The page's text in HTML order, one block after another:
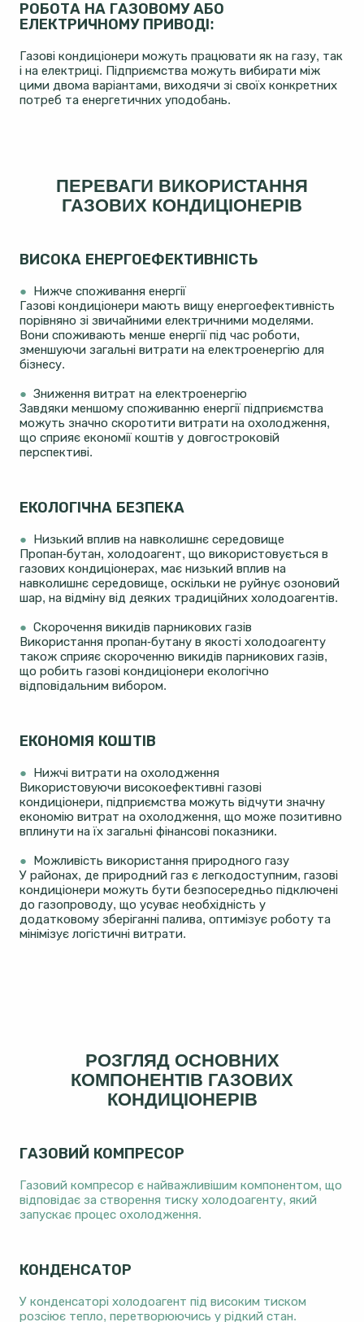
РОБОТА НА ГАЗОВОМУ АБО
ЕЛЕКТРИЧНОМУ ПРИВОДІ:
Газові кондиціонери можуть працювати як на газу, так
і на електриці. Підприємства можуть вибирати між
цими двома варіантами, виходячи зі своїх конкретних
потреб та енергетичних уподобань.
ПЕРЕВАГИ ВИКОРИСТАННЯ
ГАЗОВИХ КОНДИЦІОНЕРІВ
ВИСОКА ЕНЕРГОЕФЕКТИВНІСТЬ
● Нижче споживання енергії
Газові кондиціонери мають вищу енергоефективність
порівняно зі звичайними електричними моделями.
Вони споживають менше енергії під час роботи,
зменшуючи загальні витрати на електроенергію для
бізнесу.
● Зниження витрат на електроенергію
Завдяки меншому споживанню енергії підприємства
можуть значно скоротити витрати на охолодження,
що сприяє економії коштів у довгостроковій
перспективі.
ЕКОЛОГІЧНА БЕЗПЕКА
● Низький вплив на навколишнє середовище
Пропан-бутан, холодоагент, що використовується в
газових кондиціонерах, має низький вплив на
навколишнє середовище, оскільки не руйнує озоновий
шар, на відміну від деяких традиційних холодоагентів.
● Скорочення викидів парникових газів
Використання пропан-бутану в якості холодоагенту
також сприяє скороченню викидів парникових газів,
що робить газові кондиціонери екологічно
відповідальним вибором.
ЕКОНОМІЯ КОШТІВ
● Нижчі витрати на охолодження
Використовуючи високоефективні газові
кондиціонери, підприємства можуть відчути значну
економію витрат на охолодження, що може позитивно
вплинути на їх загальні фінансові показники.
● Можливість використання природного газу
У районах, де природний газ є легкодоступним, газові
кондиціонери можуть бути безпосередньо підключені
до газопроводу, що усуває необхідність у
додатковому зберіганні палива, оптимізує роботу та
мінімізує логістичні витрати.
РОЗГЛЯД ОСНОВНИХ
КОМПОНЕНТІВ ГАЗОВИХ
КОНДИЦІОНЕРІВ
ГАЗОВИЙ КОМПРЕСОР
Газовий компресор є найважливішим компонентом, що
відповідає за створення тиску холодоагенту, який
запускає процес охолодження.
КОНДЕНСАТОР
У конденсаторі холодоагент під високим тиском
розсіює тепло, перетворюючись у рідкий стан.